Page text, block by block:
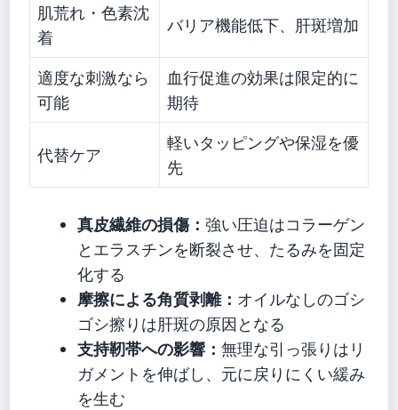
肌荒れ・色素沈
着
バリア機能低下、肝斑増加
適度な刺激なら
可能
血行促進の効果は限定的に
期待
代替ケア
軽いタッピングや保湿を優
先
真皮繊維の損傷： 強い圧迫はコラーゲン
とエラスチンを断裂させ、たるみを固定
化する
摩擦による角質剥離： オイルなしのゴシ
ゴシ擦りは肝斑の原因となる
支持靭帯への影響： 無理な引っ張りはリ
ガメントを伸ばし、元に戻りにくい緩み
を生む